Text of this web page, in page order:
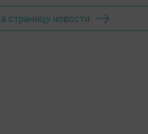
страницу новости